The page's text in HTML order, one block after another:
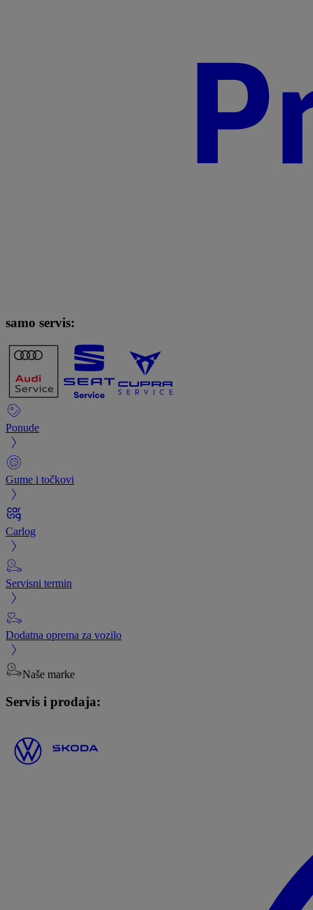
samo servis:
Ponude
Gume i točkovi
Carlog
Servisni termin
Dodatna oprema za vozilo
Naše marke
Servis i prodaja: